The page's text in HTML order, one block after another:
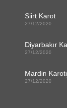
Siirt Karot
27/12/2020
Diyarbakır
27/12/2020
Mardin
27/12/2020